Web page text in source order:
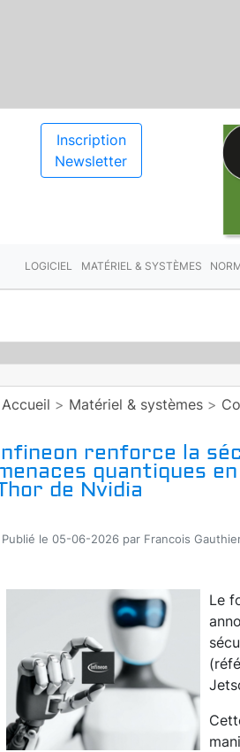
Inscription
Newsletter
LOGICIEL MATÉRIEL & SYSTÈMES
Accueil > Matériel & systèmes >
renforce la
quantiques
de Nvidia
Publié le 05-06-2026 par Francois
Le